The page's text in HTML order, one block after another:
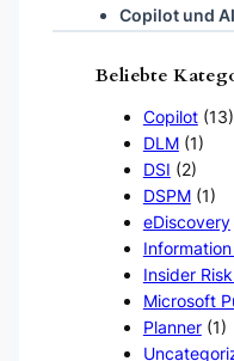
Copilot und
Beliebte
Copilot(13)
DLM(1)
DSI (2)
DSPM(1)
eDiscovery
Insider
Microsoft
Planner(1)